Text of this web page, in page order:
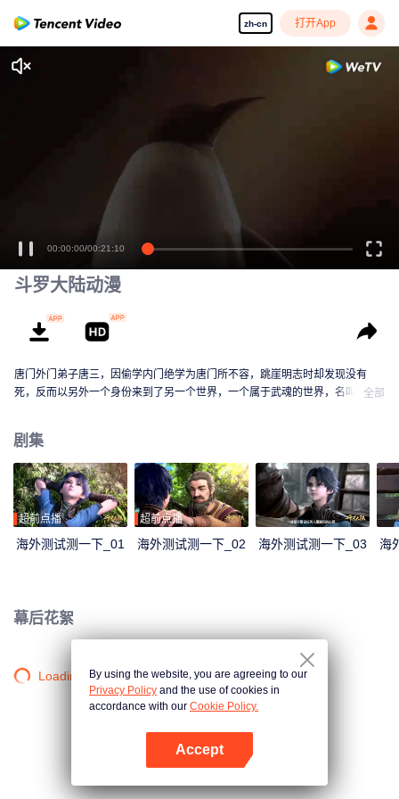
zh-cn 打开App
00:00:00/00:21:10
斗罗大陆动漫
唐门外门弟子唐三，因偷学内门绝学为唐门所不容，跳崖明志时却发现没有
死，反而以另外一个身份来到了另一个世界，一个属于武魂的世界，名叫斗罗
有器物，武魂可以辅助人们的日常生活。而其中一些特别出色的武魂却可以用
来修炼并进行战斗，这个职业，是斗罗大陆上最为强大也是最荣耀的职业“魂
师”。 小小的唐三在圣魂村开始了他的魂师修炼之路，并萌生了振兴唐门的梦
想。当唐门暗器来到斗罗大陆，当唐三武魂觉醒，他能否在这片武魂的世界再
铸唐门的辉煌？
全部
剧集
超前点播
海外测试测一下_01
超前点播
海外测试测一下_02 海外测试测一下_03 海
幕后花絮
Loading…By using the website, you are agreeing to our
Privacy Policy and the use of cookies in
accordance with our Cookie Policy.
Accept